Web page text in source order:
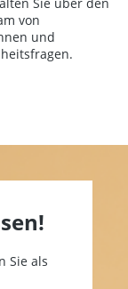
von
und
Sie als